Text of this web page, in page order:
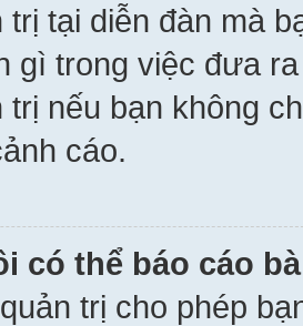
tại diễn đàn mà
gì trong việc đưa
nếu bạn không
cáo.
có thể báo cáo
trị cho phép